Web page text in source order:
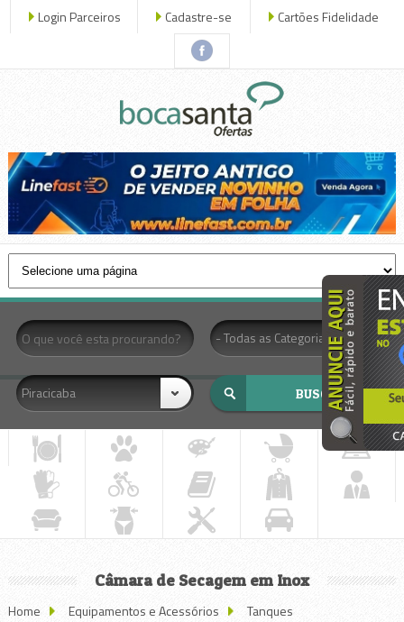
Login Parceiros Cadastre-se Cartões Fidelidade
- Todas as Categorias -
Piracicaba
Câmara de Secagem em Inox
Home
Equipamentos e Acessórios Tanques